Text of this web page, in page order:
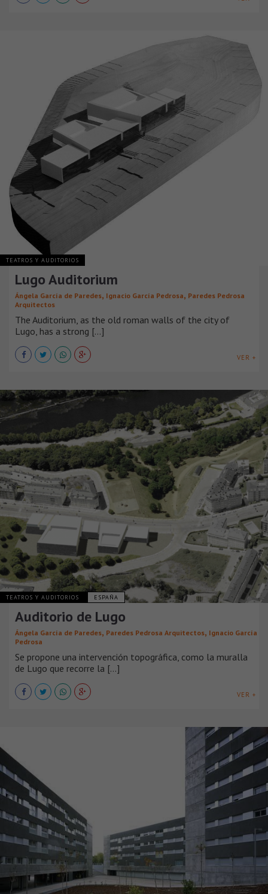
TEATROS Y AUDITORIOS
Lugo Auditorium
Ángela García de Paredes, Ignacio García Pedrosa, Paredes Pedrosa
Arquitectos
The Auditorium, as the old roman walls of the city of
Lugo, has a strong [...]
VER +
TEATROS Y AUDITORIOS ESPAÑA
Auditorio de Lugo
Ángela García de Paredes, Paredes Pedrosa Arquitectos, Ignacio García
Pedrosa
Se propone una intervención topográfica, como la muralla
de Lugo que recorre la [...]
VER +